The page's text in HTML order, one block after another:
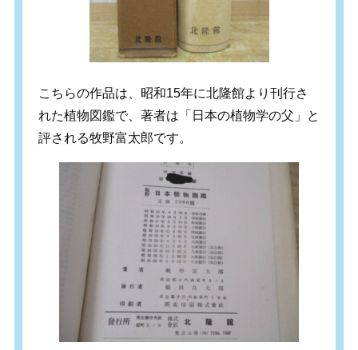
こちらの作品は、昭和15年に北隆館より刊行さ
れた植物図鑑で、著者は「日本の植物学の父」と
評される牧野富太郎です。